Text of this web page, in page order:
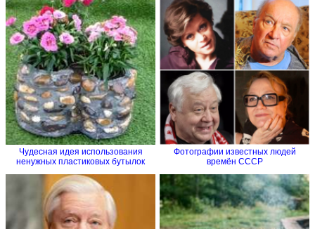
Чудесная идея использования
ненужных пластиковых бутылок
Фотографии известных людей
времён СССР